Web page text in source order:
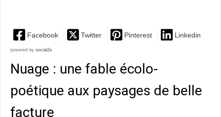
Facebook Twitter Pinterest Linkedin
powered by social2s
Nuage : une fable écolo-
poétique aux paysages de belle
facture